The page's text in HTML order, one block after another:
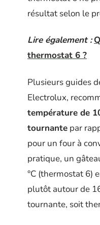
résultat selon le
Lire également :
thermostat 6 ?
Plusieurs guides
Electrolux,
température de
tournante par
pour un four à
pratique, un
°C (thermostat 6)
plutôt autour de
tournante, soit